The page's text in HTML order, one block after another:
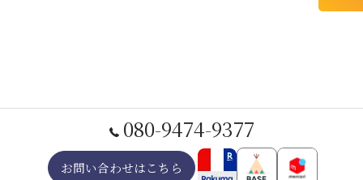
080-9474-9377
お問い合わせはこちら